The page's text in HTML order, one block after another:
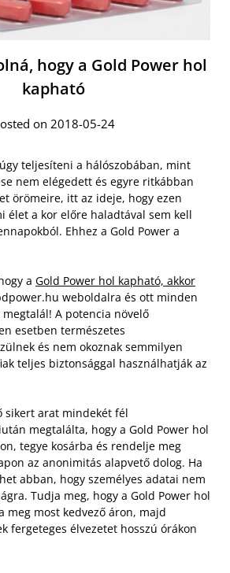
hogy a Gold Power hol
kapható
on 2018-05-24
teljesíteni a hálószobában, mint
nem elégedett és egyre ritkábban
örömeire, itt az ideje, hogy ezen
élet a kor előre haladtával sem kell
Ehhez a Gold Power a
a Gold Power hol kapható, akkor
weboldalra és ott minden
A potencia növelő
esetben természetes
és nem okoznak semmilyen
teljes biztonsággal használhatják az
sikert arat mindekét fél
megtalálta, hogy a Gold Power hol
tegye kosárba és rendelje meg
az anonimitás alapvető dolog. Ha
abban, hogy személyes adatai nem
Tudja meg, hogy a Gold Power hol
meg most kedvező áron, majd
fergeteges élvezetet hosszú órákon